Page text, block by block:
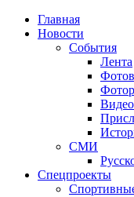
Главная
Новости
События
Лента
СМИ
Спецпроекты